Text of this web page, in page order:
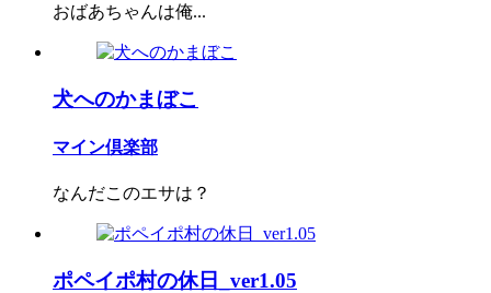
おばあちゃんは俺...
犬へのかまぼこ
マイン倶楽部
なんだこのエサは？
ポペイポ村の休日_ver1.05